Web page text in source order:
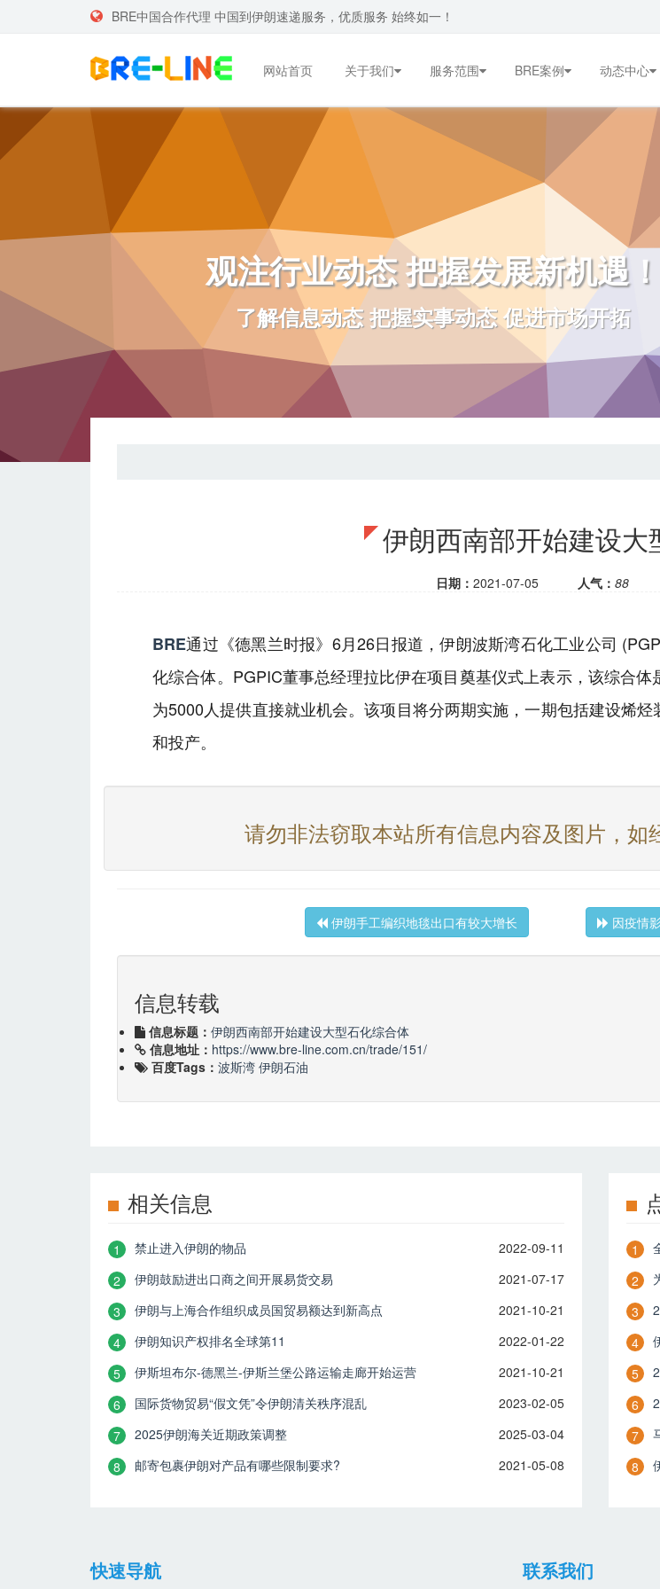
BRE中国合作代理 中国到伊朗速递服务，优质服务 始终如一！
网站首页 关于我们 服务范围 BRE案例 动态中心
观注行业动态 把握发展新机遇！
了解信息动态 把握实事动态 促进市场开拓
伊朗西南部开始建设大
日期： 2021-07-05 人气： 88
BRE通过《德黑兰时报》6月26日报道，伊朗波斯湾石化工业公司
化综合体。PGPIC董事总经理拉比伊在项目奠基仪式上表示，该综合
为5000人提供直接就业机会。该项目将分两期实施，一期包括建设烯
和投产。
请勿非法窃取本站所有信息内容及图片，如
伊朗手工编织地毯出口有较大增长 因疫情
信息转载
信息标题： 伊朗西南部开始建设大型石化综合体
信息地址： https://www.bre-line.com.cn/trade/151/
百度Tags： 波斯湾 伊朗石油
相关信息
1 禁止进入伊朗的物品
2022-09-11
2
伊朗鼓励进出口商之间开展易货交易
2021-07-17
3
伊朗与上海合作组织成员国贸易额达到新高点
2021-10-21
4
伊朗知识产权排名全球第11
2022-01-22
5
伊斯坦布尔-德黑兰-伊斯兰堡公路运输走廊开始运营
2021-10-21
6
国际货物贸易“假文凭”令伊朗清关秩序混乱
2023-02-05
7
2025伊朗海关近期政策调整
2025-03-04
8
邮寄包裹伊朗对产品有哪些限制要求? 2021-05-08
1
2
3
4
5
6
7
8
快速导航 联系我们